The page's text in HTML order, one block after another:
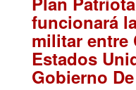
funcionará
militar entre
Estados
Gobierno